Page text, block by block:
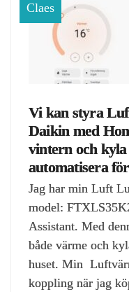
Claes
Vi kan styra
Daikin med
vintern och
automatisera
Jag har min Luft
model:
Assistant. Med
både värme och
huset. Min
koppling när jag